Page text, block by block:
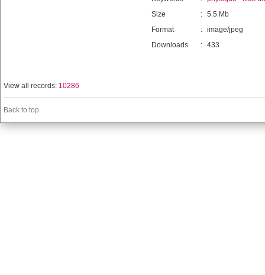
Size
: 5.5 Mb
Format
: image/jpeg
Downloads
: 433
View all records: 10286
Back to top